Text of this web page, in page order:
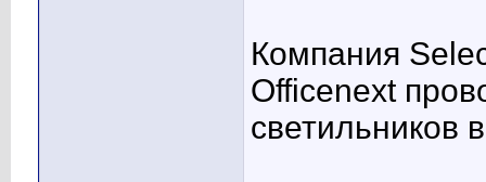
Компания
Officenext
светильников